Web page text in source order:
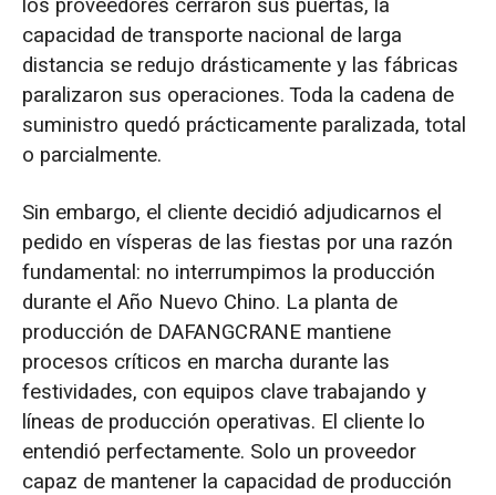
capacidad de transporte nacional de larga
distancia se redujo drásticamente y las fábricas
paralizaron sus operaciones. Toda la cadena de
suministro quedó prácticamente paralizada, total
o parcialmente.
Sin embargo, el cliente decidió adjudicarnos el
pedido en vísperas de las fiestas por una razón
fundamental: no interrumpimos la producción
durante el Año Nuevo Chino. La planta de
producción de DAFANGCRANE mantiene
procesos críticos en marcha durante las
festividades, con equipos clave trabajando y
líneas de producción operativas. El cliente lo
entendió perfectamente. Solo un proveedor
capaz de mantener la capacidad de producción